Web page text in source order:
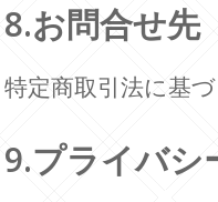
8.お問合せ先
特定商取引法に基
9.プライバシ